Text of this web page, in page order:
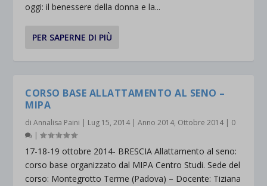
oggi: il benessere della donna e la...
PER SAPERNE DI PIÙ
CORSO BASE ALLATTAMENTO AL SENO –
MIPA
diAnnalisa Paini Lug 15, 2014 |Anno 2014, Ottobre 2014
0
|
17-18-19 ottobre 2014- BRESCIA Allattamento al seno:
corso base organizzato dal MIPA Centro Studi. Sede del
corso: Montegrotto Terme (Padova) – Docente: Tiziana